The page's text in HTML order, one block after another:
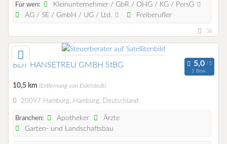
Für wen:
Kleinunternehmer / GbR / OHG / KG / PersG
AG / SE / GmbH / UG / Ltd.
Freiberufler
36
BDT HANSETREU GMBH StBG
1 Bew.
10,5 km (Entfernung von Eidelstedt)
20097 Hamburg, Hamburg, Deutschland
Branchen: Apotheker
Ärzte
Garten- und Landschaftsbau